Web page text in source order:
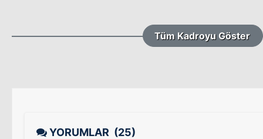
Tüm Kadroyu Göster
YORUMLAR (25)